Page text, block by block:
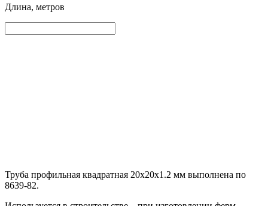
Длина, метров
Труба профильная квадратная 20х20х1.2 мм выполнена по
8639-82.